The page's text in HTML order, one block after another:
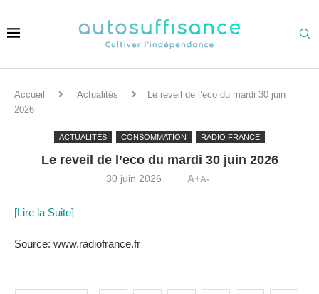
Accueil Actualités
Le reveil de l’eco du mardi 30 juin
2026
ACTUALITÉS CONSOMMATION RADIO FRANCE
Le reveil de l’eco du mardi 30 juin 2026
30 juin 2026 A+A-
[Lire la Suite]
Source: www.radiofrance.fr